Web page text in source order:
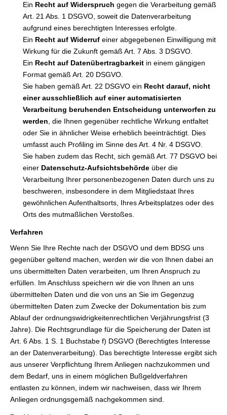
Ein Recht auf Widerspruch gegen die Verarbeitung gemäß
Art. 21 Abs. 1 DSGVO, soweit die Datenverarbeitung
aufgrund eines berechtigten Interesses erfolgte.
Ein Recht auf Widerruf einer abgegebenen Einwilligung mit
Wirkung für die Zukunft gemäß Art. 7 Abs. 3 DSGVO.
Ein Recht auf Datenübertragbarkeit in einem gängigen
Format gemäß Art. 20 DSGVO.
Sie haben gemäß Art. 22 DSGVO ein Recht darauf, nicht
einer ausschließlich auf einer automatisierten
Verarbeitung beruhenden Entscheidung unterworfen zu
werden , die Ihnen gegenüber rechtliche Wirkung entfaltet
oder Sie in ähnlicher Weise erheblich beeinträchtigt. Dies
umfasst auch Profiling im Sinne des Art. 4 Nr. 4 DSGVO.
Sie haben zudem das Recht, sich gemäß Art. 77 DSGVO bei
einer Datenschutz-Aufsichtsbehörde über die
Verarbeitung Ihrer personenbezogenen Daten durch uns zu
beschweren, insbesondere in dem Mitgliedstaat Ihres
gewöhnlichen Aufenthaltsorts, Ihres Arbeitsplatzes oder des
Orts des mutmaßlichen Verstoßes.
Verfahren
Wenn Sie Ihre Rechte nach der DSGVO und dem BDSG uns
gegenüber geltend machen, werden wir die von Ihnen dabei an
uns übermittelten Daten verarbeiten, um Ihren Anspruch zu
erfüllen. Im Anschluss speichern wir die von Ihnen an uns
übermittelten Daten und die von uns an Sie im Gegenzug
übermittelten Daten zum Zwecke der Dokumentation bis zum
Ablauf der ordnungswidrigkeitenrechtlichen Verjährungsfrist (3
Jahre). Die Rechtsgrundlage für die Speicherung der Daten ist
Art. 6 Abs. 1 S. 1 Buchstabe f) DSGVO (Berechtigtes Interesse
an der Datenverarbeitung). Das berechtigte Interesse ergibt sich
aus unserer Verpflichtung Ihrem Anliegen nachzukommen und
dem Bedarf, uns in einem möglichen Bußgeldverfahren
entlasten zu können, indem wir nachweisen, dass wir Ihrem
Anliegen ordnungsgemäß nachgekommen sind.